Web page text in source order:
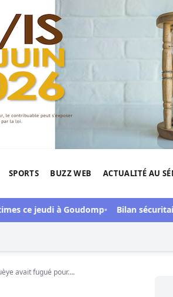
SPORTS BUZZ WEB ACTUALITÉ AU
à Goudomp Bilan sécuritaire du
avait fugué pour….